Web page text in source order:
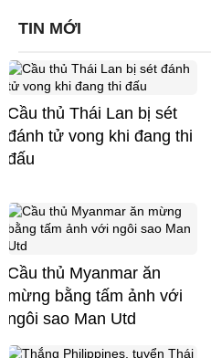
TIN MỚI
Cầu thủ Thái Lan bị sét
đánh tử vong khi đang thi
đấu
Cầu thủ Myanmar ăn
mừng bằng tấm ảnh với
ngôi sao Man Utd